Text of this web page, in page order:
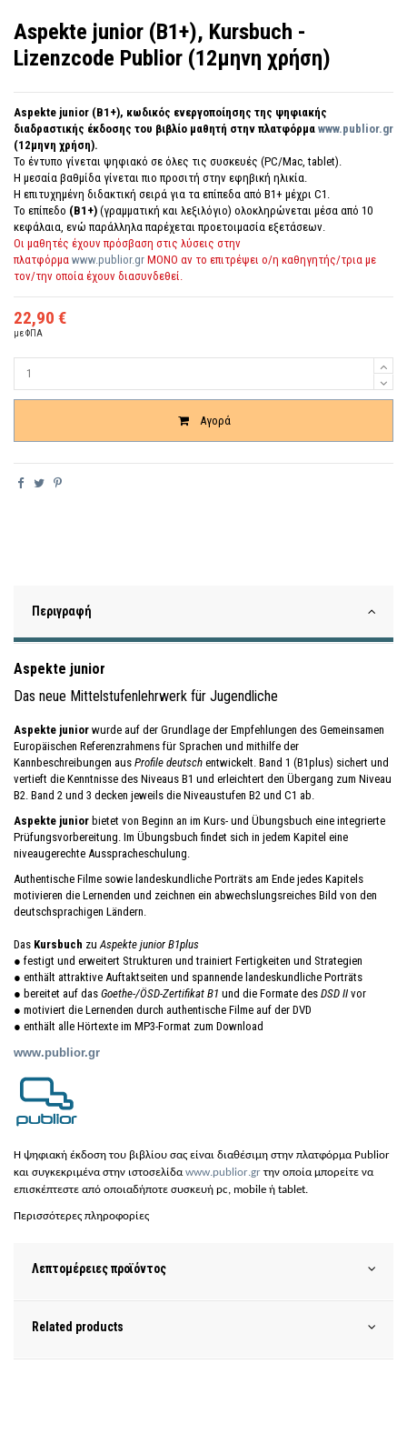
Aspekte junior (B1+), Kursbuch -
Lizenzcode Publior (12μηνη χρήση)
Aspekte junior (B1+), κωδικός ενεργοποίησης της ψηφιακής
διαδραστικής έκδοσης του βιβλίο μαθητή στην πλατφόρμα www.publior.gr
(12μηνη χρήση).
Το έντυπο γίνεται ψηφιακό σε όλες τις συσκευές (PC/Mac, tablet).
Η μεσαία βαθμίδα γίνεται πιο προσιτή στην εφηβική ηλικία.
Η επιτυχημένη διδακτική σειρά για τα επίπεδα από Β1+ μέχρι C1.
To επίπεδο (B1+) (γραμματική και λεξιλόγιο) ολοκληρώνεται μέσα από 10
κεφάλαια, ενώ παράλληλα παρέχεται προετοιμασία εξετάσεων.
Οι μαθητές έχουν πρόσβαση στις λύσεις στην
πλατφόρμα www.publior.gr ΜΟΝΟ αν το επιτρέψει ο/η καθηγητής/τρια με
τον/την οποία έχουν διασυνδεθεί.
22,90 €
με ΦΠΑ
Αγορά
Περιγραφή
Aspekte junior
Das neue Mittelstufenlehrwerk für Jugendliche
Aspekte junior wurde auf der Grundlage der Empfehlungen des Gemeinsamen
Europäischen Referenzrahmens für Sprachen und mithilfe der
Kannbeschreibungen aus Profile deutsch entwickelt. Band 1 (B1plus) sichert und
vertieft die Kenntnisse des Niveaus B1 und erleichtert den Übergang zum Niveau
B2. Band 2 und 3 decken jeweils die Niveaustufen B2 und C1 ab.
Aspekte junior bietet von Beginn an im Kurs- und Übungsbuch eine integrierte
Prüfungsvorbereitung. Im Übungsbuch findet sich in jedem Kapitel eine
niveaugerechte Ausspracheschulung.
Authentische Filme sowie landeskundliche Porträts am Ende jedes Kapitels
motivieren die Lernenden und zeichnen ein abwechslungsreiches Bild von den
deutschsprachigen Ländern.
Das Kursbuch zuAspekte junior B1plus
● festigt und erweitert Strukturen und trainiert Fertigkeiten und Strategien
● enthält attraktive Auftaktseiten und spannende landeskundliche Porträts
● bereitet auf das Goethe-/ÖSD-Zertifikat B1 und die Formate des DSD II vor
● motiviert die Lernenden durch authentische Filme auf der DVD
● enthält alle Hörtexte im MP3-Format zum Download
www.pu blior.gr
H ψηφιακή έκδοση του βιβλίου σας είναι διαθέσιμη στην πλατφόρμα Publior
και συγκεκριμένα στην ιστοσελίδαwww.publior.grτην οποία μπορείτε να
επισκέπτεστε από οποιαδήποτε συσκευή pc, mobile ή tablet.
Περισσότερες πληροφορίες
Λεπτομέρειες προϊόντος
Related products